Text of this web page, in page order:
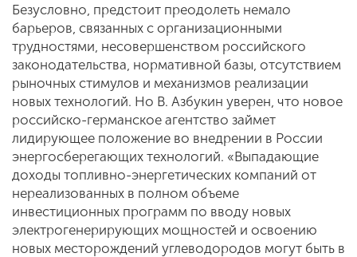
Безусловно, предстоит преодолеть немало
барьеров, связанных с организационными
трудностями, несовершенством российского
законодательства, нормативной базы, отсутствием
рыночных стимулов и механизмов реализации
новых технологий. Но В. Азбукин уверен, что новое
российско-германское агентство займет
лидирующее положение во внедрении в России
энергосберегающих технологий. «Выпадающие
доходы топливно-энергетических компаний от
нереализованных в полном объеме
инвестиционных программ по вводу новых
электрогенерирующих мощностей и освоению
новых месторождений углеводородов могут быть в